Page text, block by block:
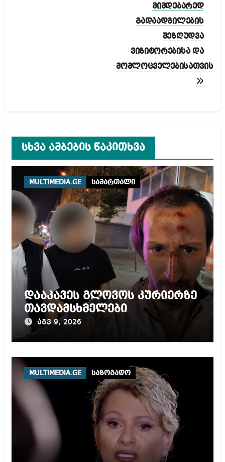
მიმდებარედ
გადაადგილების
შეზღუდვა
ვიზიტორებისა და
მომლოცველებისათვის
სხვა ამბების წაკითხვა
MULTIMEDIA.GE სამართალი
დააკავეს გლოვოს კურიერზე
თავდამსხმელები
აგვ 9, 2026
MULTIMEDIA.GE საზოგადო